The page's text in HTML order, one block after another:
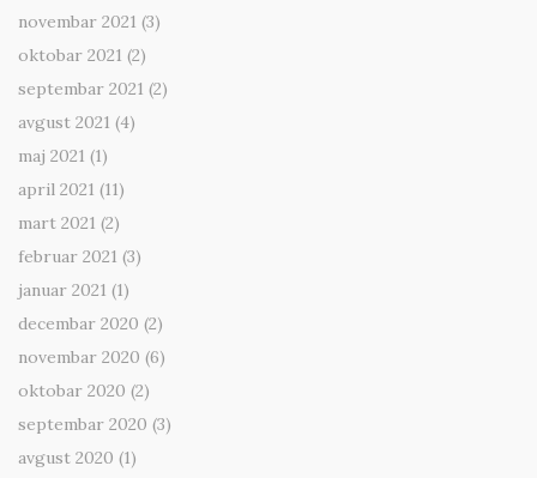
novembar 2021 (3)
oktobar 2021 (2)
septembar 2021 (2)
avgust 2021 (4)
maj 2021 (1)
april 2021 (11)
mart 2021 (2)
februar 2021 (3)
januar 2021 (1)
decembar 2020 (2)
novembar 2020 (6)
oktobar 2020 (2)
septembar 2020 (3)
avgust 2020 (1)